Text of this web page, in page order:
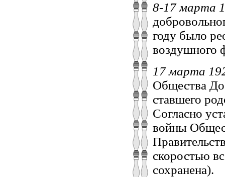
8-17 марта
году было
воздушного
17 марта
Общества
ставшего
Согласно
войны
скоростью
сохранена).